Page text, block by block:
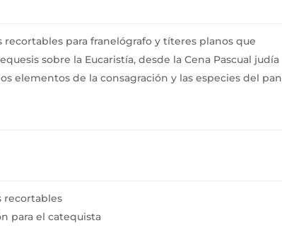
recortables para franelógrafo y títeres planos que
sobre la Eucaristía, desde la Cena Pascual judía
elementos de la consagración y las especies del pan
recortables
para el catequista